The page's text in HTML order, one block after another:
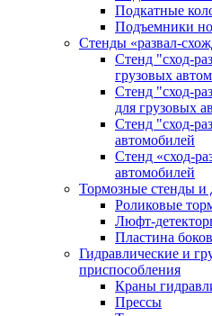
Подкатные
Подъемники
Стенды «развал-
Стенд "сход-
грузовых
Стенд "сход-
для грузовых
Стенд "сход-
автомобилей
Стенд «сход-
автомобилей
Тормозные стенды и
Роликовые
Люфт-
Пластина
Гидравлические и
приспособления
Краны
Прессы